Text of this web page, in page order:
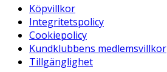
Köpvillkor
Integritetspolicy
Cookiepolicy
Kundklubbens medlemsvillkor
Tillgänglighet